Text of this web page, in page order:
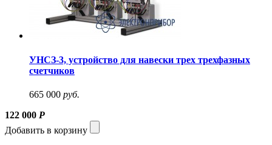
УНСЗ-3, устройство для навески трех трехфазных
счетчиков
665 000 руб.
122 000 Р
Добавить в корзину